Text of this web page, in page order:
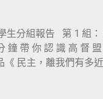
高齡）的方案。其實
有人因此獲得加分。
建土方、食物銀行
研議政策解方，是「
3 位還有「 嚴重 疏於
生分組報告 第 1 組：
鐘 帶 你 認 識 高 督
民主，離我們有多近